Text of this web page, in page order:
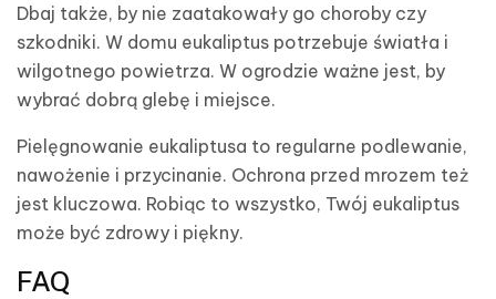
Dbaj także, by nie zaatakowały go choroby czy
szkodniki. W domu eukaliptus potrzebuje światła i
wilgotnego powietrza. W ogrodzie ważne jest, by
wybrać dobrą glebę i miejsce.
Pielęgnowanie eukaliptusa to regularne podlewanie,
nawożenie i przycinanie. Ochrona przed mrozem też
jest kluczowa. Robiąc to wszystko, Twój eukaliptus
może być zdrowy i piękny.
FAQ